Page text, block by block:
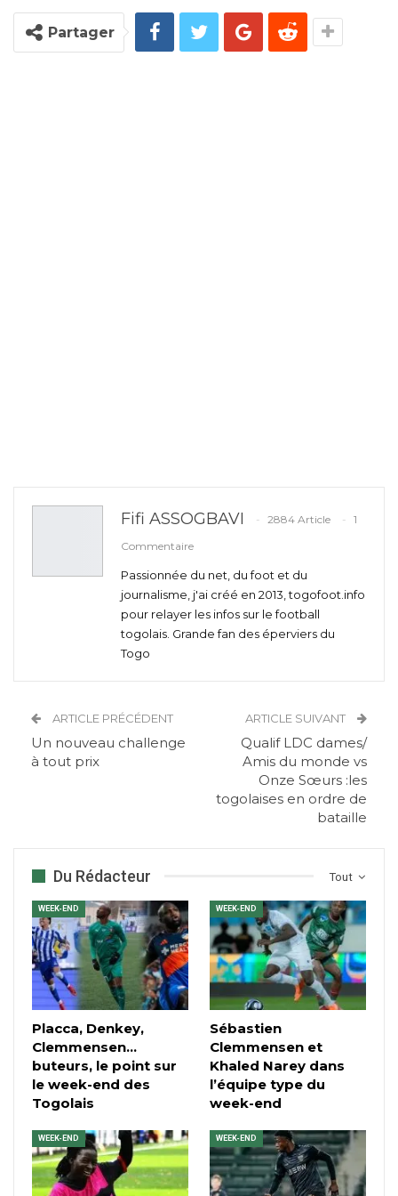
Partager
Fifi ASSOGBAVI 2884 Article
1
Commentaire
Passionnée du net, du foot et du
journalisme, j'ai créé en 2013, togofoot.info
pour relayer les infos sur le football
togolais. Grande fan des éperviers du
Togo
ARTICLE PRÉCÉDENT
Un nouveau challenge
à tout prix
ARTICLE SUIVANT
Qualif LDC dames/
Amis du monde vs
Onze Sœurs :les
togolaises en ordre de
bataille
Tout
Du Rédacteur
WEEK-END
Placca, Denkey,
Clemmensen…
buteurs, le point sur
le week-end des
Togolais
WEEK-END
Sébastien
Clemmensen et
Khaled Narey dans
l’équipe type du
week-end
WEEK-END WEEK-END